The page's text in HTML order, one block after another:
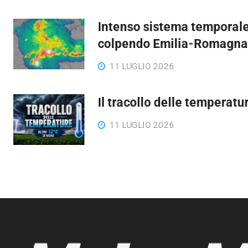
Intenso sistema
colpendo Emilia-
11 LUGLIO 2026
Il tracollo delle
11 LUGLIO 2026